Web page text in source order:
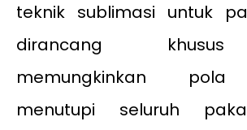
teknik sublimasi untuk
dirancang
memungkinkan pola
menutupi seluruh